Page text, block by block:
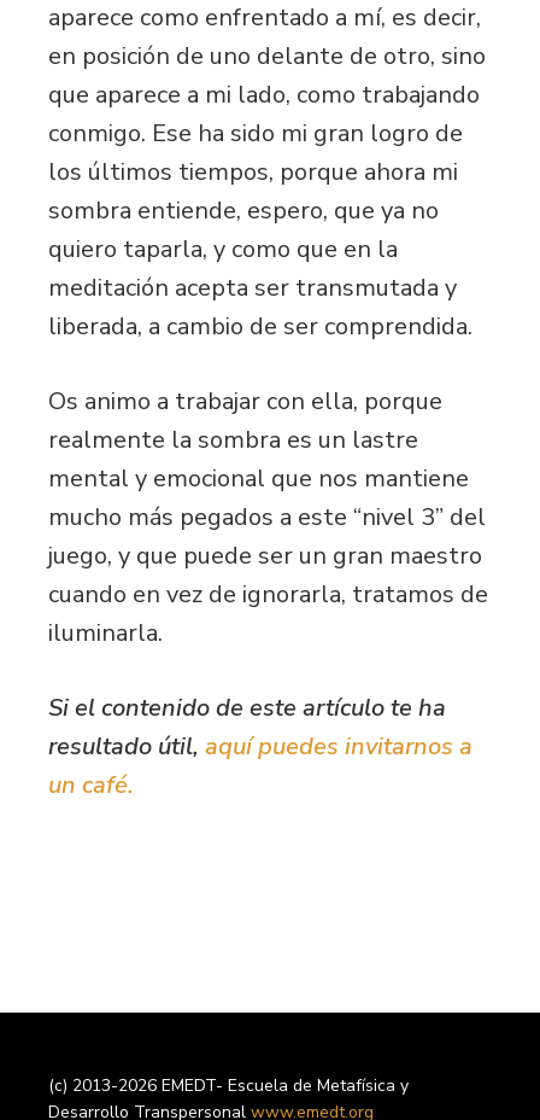
aparece como enfrentado a mí, es decir,
en posición de uno delante de otro, sino
que aparece a mi lado, como trabajando
conmigo. Ese ha sido mi gran logro de
los últimos tiempos, porque ahora mi
sombra entiende, espero, que ya no
quiero taparla, y como que en la
meditación acepta ser transmutada y
liberada, a cambio de ser comprendida.
Os animo a trabajar con ella, porque
realmente la sombra es un lastre
mental y emocional que nos mantiene
mucho más pegados a este “nivel 3” del
juego, y que puede ser un gran maestro
cuando en vez de ignorarla, tratamos de
iluminarla.
Si el contenido de este artículo te ha
resultado útil, aquí puedes invitarnos a
un café.
(c) 2013-2026 EMEDT- Escuela de Metafísica y
Desarrollo Transpersonal www.emedt.org